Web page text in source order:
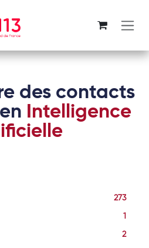
des contacts
Intelligence
273
1
2